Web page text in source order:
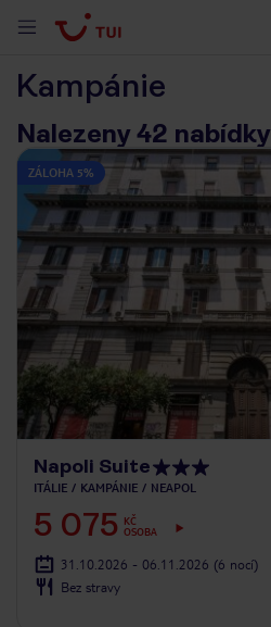
Kampánie
Nalezeny 42 nabídky
ZÁLOHA 5%
Napoli Suite
ITÁLIE KAMPÁNIE NEAPOL
5 075
KČ
OSOBA
31.10.2026 - 06.11.2026 (6 nocí)
Bez stravy